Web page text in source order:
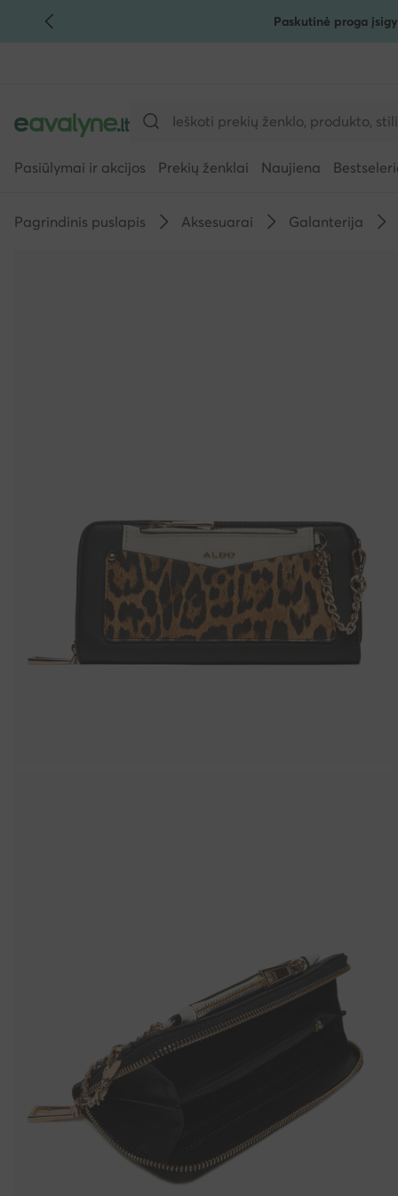
PEREITI PRIE PAGRINDINIO TURINIOPaskutinė proga
Pasiūlymai ir akcijos Prekių ženklai Naujiena
Pagrindinis puslapis Aksesuarai Galanterija